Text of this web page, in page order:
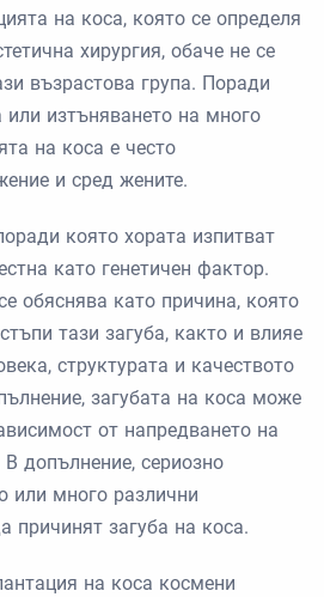
на коса, която се определя
хирургия, обаче не се
възрастова група. Поради
изтъняването на много
на коса е често
и сред жените.
която хората изпитват
като генетичен фактор.
обяснява като причина, която
тази загуба, както и влияе
структурата и качеството
загубата на коса може
от напредването на
допълнение, сериозно
или много различни
причинят загуба на коса.
на коса космени